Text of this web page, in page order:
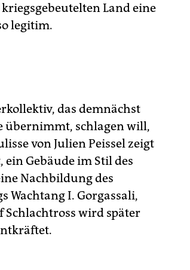
Land eine
legitim.
das demnächst
übernimmt, schlagen will,
von Julien Peissel zeigt
Gebäude im Stil des
Nachbildung des
Wachtang I. Gorgassali,
Schlachtross wird später